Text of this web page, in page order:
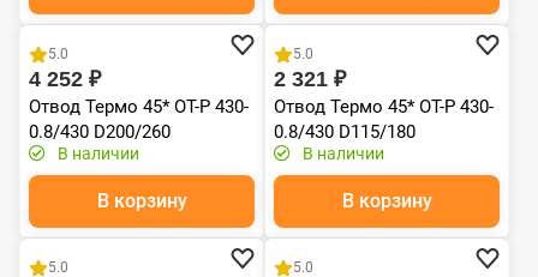
Хит продаж
5.0
4 252 ₽
Отвод Термо 45* ОТ-Р 430-
0.8/430 D200/260
В наличии
В корзину
Хит продаж
5.0
2 321 ₽
Отвод Термо 45* ОТ-Р 430-
0.8/430 D115/180
В наличии
В корзину
Хит продаж
5.0
Хит продаж
5.0